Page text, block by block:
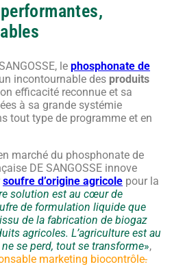
le phosphonate de
incontournable des produits
efficacité reconnue et sa
à sa grande systémie
tout type de programme et en
marché du phosphonate de
DE SANGOSSE innove
soufre d’origine agricole pour la
solution est au cœur de
de formulation liquide que
de la fabrication de biogaz
agricoles. L’agriculture est au
se perd, tout se transforme»,
marketing biocontrôle.